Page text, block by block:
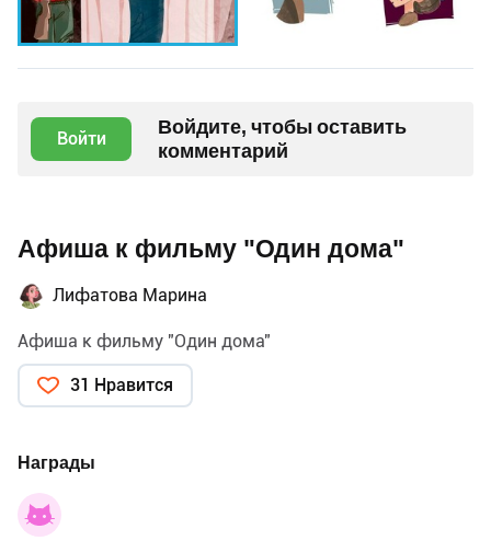
Войти
Войдите, чтобы оставить
комментарий
Афиша к фильму "Один дома"
Лифатова Марина
Афиша к фильму "Один дома"
31 Нравится
Награды